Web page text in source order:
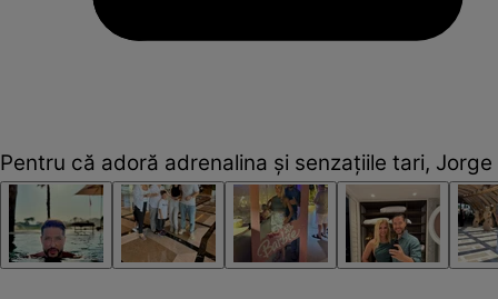
Pentru că adoră adrenalina și senzațiile tari,